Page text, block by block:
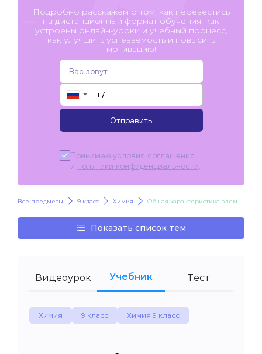
Подробно расскажем о том, как перевестись
на дистанционный формат обучения, как
устроены онлайн-уроки и учебный процесс,
как улучшить успеваемость и повысить
мотивацию!
▼
Отправить
Принимаю условия соглашения
и политики конфиденциальности
Все предметы 9 класс Химия Общая характеристика элементов IVА-группы. Углерод
Показать список тем
Видеоурок Учебник Тест
Химия 9 класс Химия 9 класс